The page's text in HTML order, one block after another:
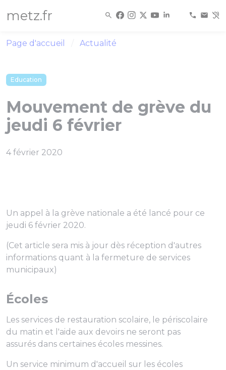
metz.fr
Page d'accueil Actualité
Education
Mouvement de grève du
jeudi 6 février
4 février 2020
Un appel à la grève nationale a été lancé pour ce
jeudi 6 février 2020.
(Cet article sera mis à jour dès réception d'autres
informations quant à la fermeture de services
municipaux)
Écoles
Les services de restauration scolaire, le périscolaire
du matin et l'aide aux devoirs ne seront pas
assurés dans certaines écoles messines.
Un service minimum d'accueil sur les écoles